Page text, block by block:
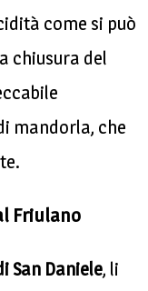
come si può
chiusura del
mandorla, che
Friulano
San Daniele, li